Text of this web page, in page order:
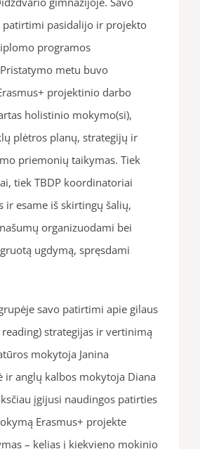
patirtimi pasidalijo ir projekto
programos
metu buvo
projektinio darbo
holistinio mokymo(si),
plėtros planų, strategijų ir
priemonių taikymas. Tiek
tiek TBDP koordinatoriai
ir esame iš skirtingų šalių,
organizuodami bei
ugdymą, spręsdami
savo patirtimi apie gilaus
strategijas ir vertinimą
mokytoja Janina
ir anglų kalbos mokytoja Diana
įgijusi naudingos patirties
Erasmus+ projekte
– kelias į kiekvieno mokinio